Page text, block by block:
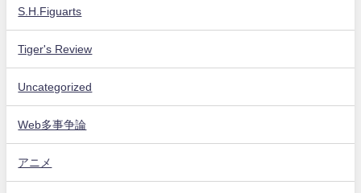
S.H.Figuarts
Tiger's Review
Uncategorized
Web多事争論
アニメ